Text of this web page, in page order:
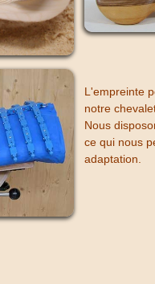
L'empreinte
notre
Nous
ce qui nous
adaptation.